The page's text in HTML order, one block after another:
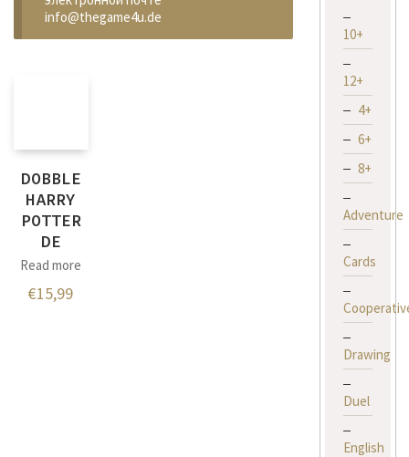
info@thegame4u.de
DOBBLE
HARRY
POTTER
DE
Read more
€15,99
10+
12+
4+
6+
8+
Adventure
Cards
Drawing
Duel
English